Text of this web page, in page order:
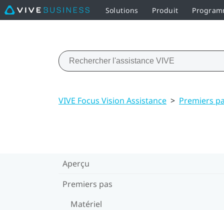
Solutions Produit
VIVE Focus Vision Assistance > Premiers
Aperçu
Premiers pas
Matériel